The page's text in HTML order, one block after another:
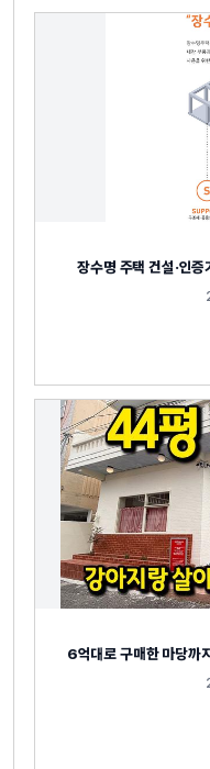
장수명 주택 건설·인
6억대로 구매한 마당까지 44